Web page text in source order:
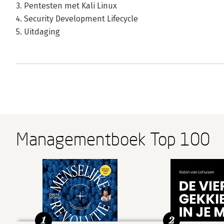
3. Pentesten met Kali Linux
4. Security Development Lifecycle
5. Uitdaging
Managementboek Top 100
1 2